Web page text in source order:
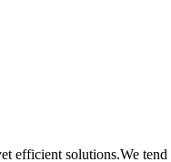
efficient solutions.We